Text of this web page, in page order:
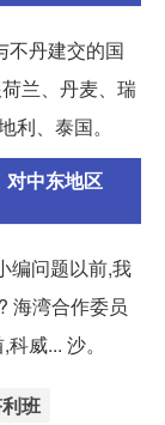
不丹建交的国
兰、丹麦、瑞
、泰国。
对中东地区
编问题以前,我
海湾合作委员
威... 沙。
班